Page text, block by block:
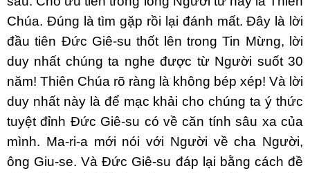
Chúa. Đúng là tìm gặp rồi lại đánh mất. Đây là lời
đầu tiên Đức Giê-su thốt lên trong Tin Mừng, lời
duy nhất chúng ta nghe được từ Người suốt 30
năm! Thiên Chúa rõ ràng là không bép xép! Và lời
duy nhất này là để mạc khải cho chúng ta ý thức
tuyệt đỉnh Đức Giê-su có về căn tính sâu xa của
mình. Ma-ri-a mới nói với Người về cha Người,
ông Giu-se. Và Đức Giê-su đáp lại bằng cách đề